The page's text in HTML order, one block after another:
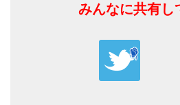
みんなに共有し